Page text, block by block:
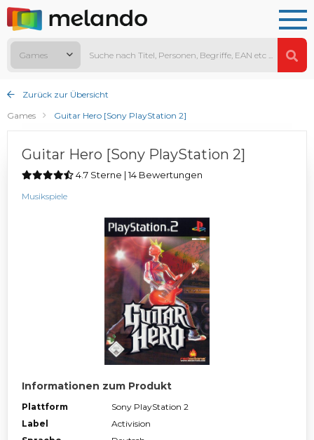
Games
Zurück zur Übersicht
Games
Guitar Hero [Sony PlayStation 2]
Guitar Hero [Sony PlayStation 2]
4.7 Sterne | 14 Bewertungen
Musikspiele
Informationen zum Produkt
Plattform
Sony PlayStation 2
Label
Activision